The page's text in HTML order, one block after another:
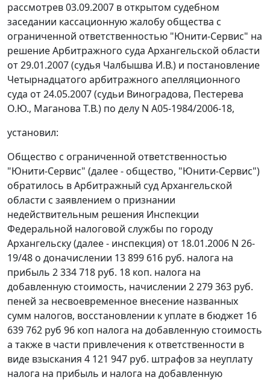
рассмотрев 03.09.2007 в открытом судебном
заседании кассационную жалобу общества с
ограниченной ответственностью "Юнити-Сервис" на
решение Арбитражного суда Архангельской области
от 29.01.2007 (судья Чалбышва И.В.) и постановление
Четырнадцатого арбитражного апелляционного
суда от 24.05.2007 (судьи Виноградова, Пестерева
О.Ю., Маганова Т.В.) по делу N А05-1984/2006-18,
установил:
Общество с ограниченной ответственностью
"Юнити-Сервис" (далее - общество, "Юнити-Сервис")
обратилось в Арбитражный суд Архангельской
области с заявлением о признании
недействительным решения Инспекции
Федеральной налоговой службы по городу
Архангельску (далее - инспекция) от 18.01.2006 N 26-
19/48 о доначислении 13 899 616 руб. налога на
прибыль 2 334 718 руб. 18 коп. налога на
добавленную стоимость, начислении 2 279 363 руб.
пеней за несвоевременное внесение названных
сумм налогов, восстановлении к уплате в бюджет 16
639 762 руб 96 коп налога на добавленную стоимость
а также в части привлечения к ответственности в
виде взыскания 4 121 947 руб. штрафов за неуплату
налога на прибыль и налога на добавленную